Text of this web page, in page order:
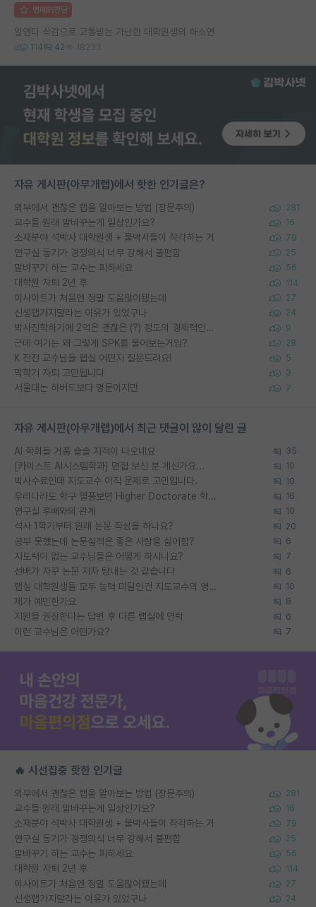
명예의전당
알앤디 삭감으로 고통받는 가난한 대학원생의 하소연
114 42 18233
자유 게시판(아무개랩)에서 핫한 인기글은?
외부에서 괜찮은 랩을 알아보는 방법 (장문주의) 281
교수들 원래 말바꾸는게 일상인가요? 16
소재분야 석박사 대학원생 + 물박사들이 착각하는 거 79
연구실 동기가 경쟁의식 너무 강해서 불편함 25
말바꾸기 하는 교수는 피하세요 56
대학원 자퇴 2년 후 114
이사이트가 처음엔 정말 도움많이됐는데 27
신생랩가지말라는 이유가 있었구나 24
박사진학하기에 2억은 괜찮은 (?) 정도의 경제력인가요 9
근데 여기는 왜 그렇게 SPK를 물어보는거임? 28
K 전전 교수님들 랩실 어떤지 질문드려요! 5
막학기 자퇴 고민됩니다 3
서울대는 하버드보다 명문이지만 7
자유 게시판(아무개랩)에서 최근 댓글이 많이 달린 글
AI 학회들 거품 슬슬 지적이 나오네요 35
[카이스트 AI시스템학과] 면접 보신 분 계신가요... 10
박사수료인데 지도교수 이직 문제로 고민입니다. 10
우리나라도 학구 열풍보면 Higher Doctorate 학위가 필요하다고 봅니다. 16
연구실 후배와의 관계 10
석사 1학기부터 원래 논문 작성을 하나요? 20
공부 못했는데 논문실적은 좋은 사람을 싫어함? 6
지도력이 없는 교수님들은 어떻게 하시나요? 7
선배가 자꾸 논문 저자 탐내는 것 같습니다 6
랩실 대학원생들 모두 능력 미달인건 지도교수의 영향 아닌가? 10
제가 예민한가요 8
지원을 권장한다는 답변 후 다른 랩실에 연락 6
이런 교수님은 어떤가요? 7
🔥 시선집중 핫한 인기글
외부에서 괜찮은 랩을 알아보는 방법 (장문주의) 281
교수들 원래 말바꾸는게 일상인가요? 16
소재분야 석박사 대학원생 + 물박사들이 착각하는 거 79
연구실 동기가 경쟁의식 너무 강해서 불편함 25
말바꾸기 하는 교수는 피하세요 56
대학원 자퇴 2년 후 114
이사이트가 처음엔 정말 도움많이됐는데 27
신생랩가지말라는 이유가 있었구나 24